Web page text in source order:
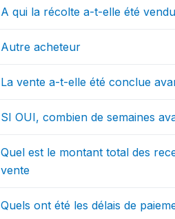
A qui la récolte a-t-elle été
Autre acheteur
La vente a-t-elle été conclue
SI OUI, combien de semaines
Quel est le montant total des
vente
Quels ont été les délais de